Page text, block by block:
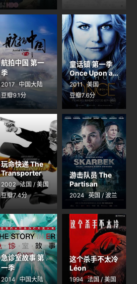
航拍中国 第一
季
2017 中国大陆
豆瓣9.1分
童话镇 第一季
Once Upon a
Time Season 1
2011 美国
豆瓣7.6分
玩命快递 The
Transporter
2002 法国 / 美国
豆瓣7.4分
游击队员 The
Partisan
2024 英国 / 波兰
急诊室故事 第
一季
2014
中国大陆
这个杀手不太冷
Léon
1994 法国 / 美国